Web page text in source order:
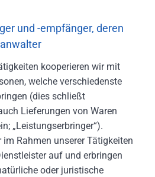
und -empfänger, deren
kooperieren wir mit
welche verschiedenste
(dies schließt
Lieferungen von Waren
„Leistungserbringer“).
Rahmen unserer Tätigkeiten
auf und erbringen
oder juristische